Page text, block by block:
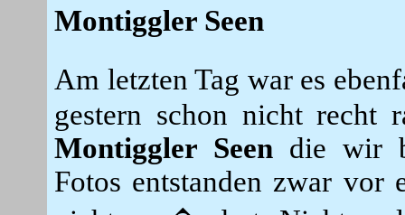
Montiggler Seen
Am letzten Tag war es
gestern schon nicht recht
Montiggler Seen die wir
Fotos entstanden zwar vor